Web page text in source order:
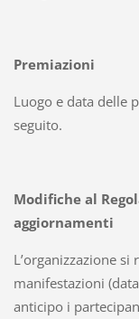
Premiazioni
Luogo e data delle
seguito.
Modifiche al
aggiornamenti
L’organizzazione
manifestazioni
anticipo i